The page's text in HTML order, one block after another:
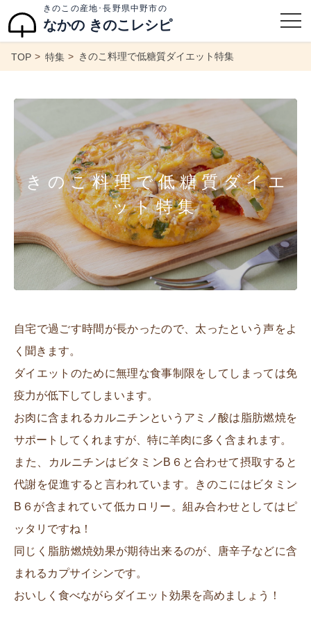
きのこの産地･長野県中野市の
なかの きのこレシピ
TOP 特集 きのこ料理で低糖質ダイエット特集
きのこ料理で低糖質ダイエ
ット特集
自宅で過ごす時間が長かったので、太ったという声をよ
く聞きます。
ダイエットのために無理な食事制限をしてしまっては免
疫力が低下してしまいます。
お肉に含まれるカルニチンというアミノ酸は脂肪燃焼を
サポートしてくれますが、特に羊肉に多く含まれます。
また、カルニチンはビタミンB６と合わせて摂取すると
代謝を促進すると言われています。きのこにはビタミン
B６が含まれていて低カロリー。組み合わせとしてはピ
ッタリですね！
同じく脂肪燃焼効果が期待出来るのが、唐辛子などに含
まれるカプサイシンです。
おいしく食べながらダイエット効果を高めましょう！